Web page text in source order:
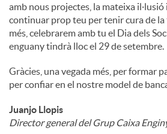
amb nous projectes, la mateixa
continuar prop teu per tenir cura de la
més, celebrarem amb tu el Dia dels
enguany tindrà lloc el 29 de setembre.
Gràcies, una vegada més, per formar
per confiar en el nostre model de
Juanjo Llopis
Director general del Grup Caixa